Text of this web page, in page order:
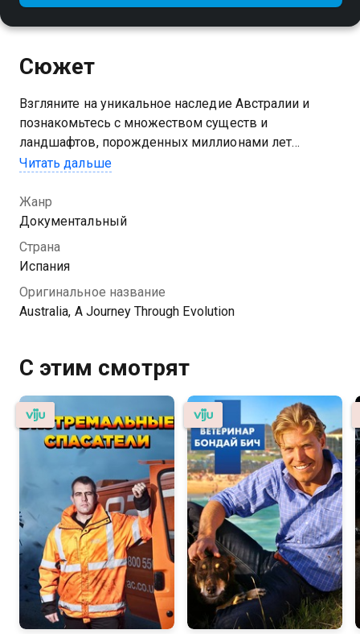
Сюжет
Взгляните на уникальное наследие Австралии и
познакомьтесь с множеством существ и
ландшафтов, порожденных миллионами лет
изоляции.
Читать дальше
Жанр
Документальный
Страна
Испания
Оригинальное название
Australia, A Journey Through Evolution
С этим смотрят